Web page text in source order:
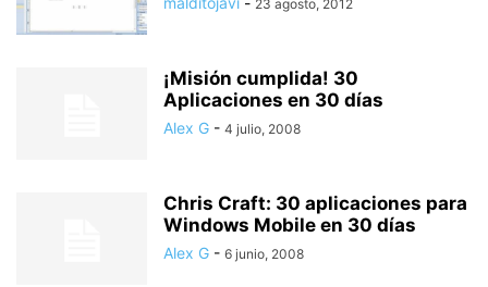
23 agosto, 2012
¡Misión cumplida! 30
Aplicaciones en 30 días
Alex G - 4 julio, 2008
Chris Craft: 30 aplicaciones para
Windows Mobile en 30 días
Alex G - 6 junio, 2008